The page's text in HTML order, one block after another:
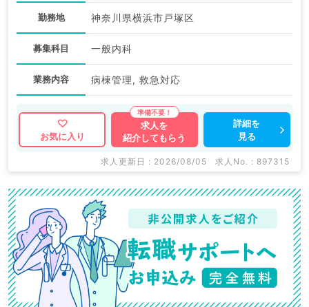
勤務地 神奈川県横浜市戸塚区
募集科目 一般内科
業務内容 病棟管理, 救急対応
お気に入り
求人を
紹介してもらう
詳細を
見る
求人更新日 : 2026/08/05 求人No. : 897315